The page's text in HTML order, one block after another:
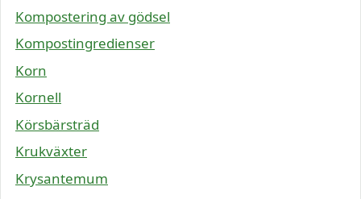
Kompostering av gödsel
Kompostingredienser
Korn
Kornell
Körsbärsträd
Krukväxter
Krysantemum